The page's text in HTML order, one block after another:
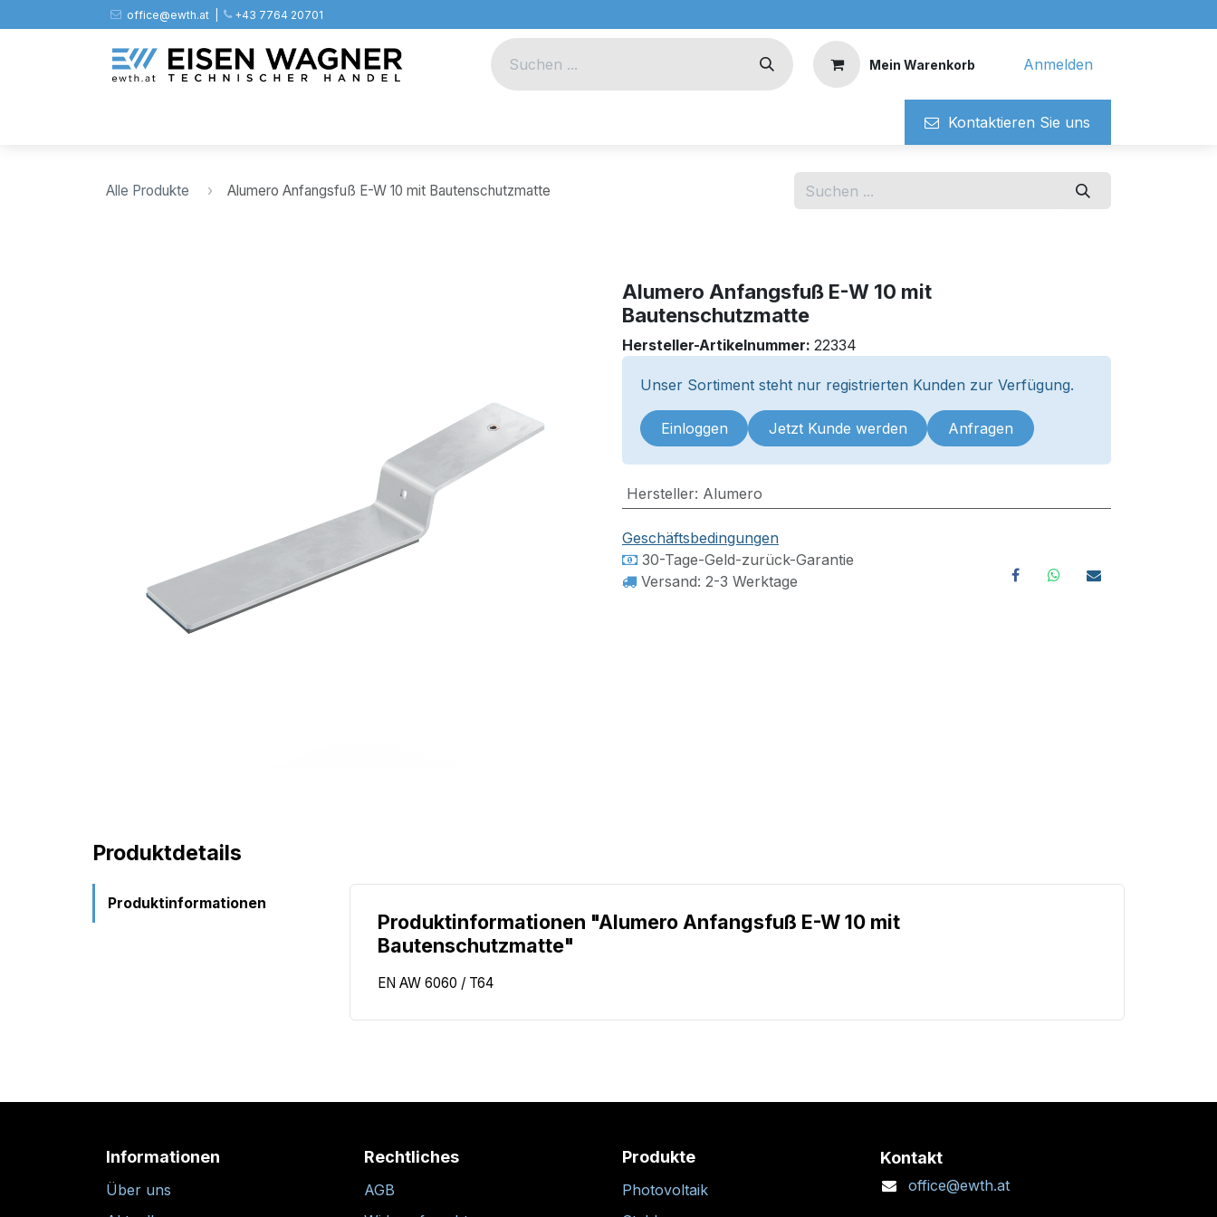
Zum Inhalt springenoffice@ewth.at | ​​​ +43 7764 20701
Mein Warenkorb Anmelden
Kontaktieren ​​Si​​e uns
Alle Produkte Alumero Anfangsfuß E-W 10 mit Bautenschutzmatte
Alumero Anfangsfuß E-W 10 mit
Bautenschutzmatte
Hersteller-Artikelnummer: 22334
Unser Sortiment steht nur registrierten Kunden zur Verfügung.
Einloggen Jetzt Kunde werden Anfragen
Hersteller: Alumero
Geschäftsbedingungen
30-Tage-Geld-zurück-Garantie
Versand: 2-3 Werktage
Produktdetails
Produktinformationen
Produktinformationen "Alumero Anfangsfuß E-W 10 mit
Bautenschutzmatte"
EN AW 6060 / T64
Informationen
Über uns
Rechtliches
AGB
Produkte
Photovoltaik
Kontakt
office@ewth.at